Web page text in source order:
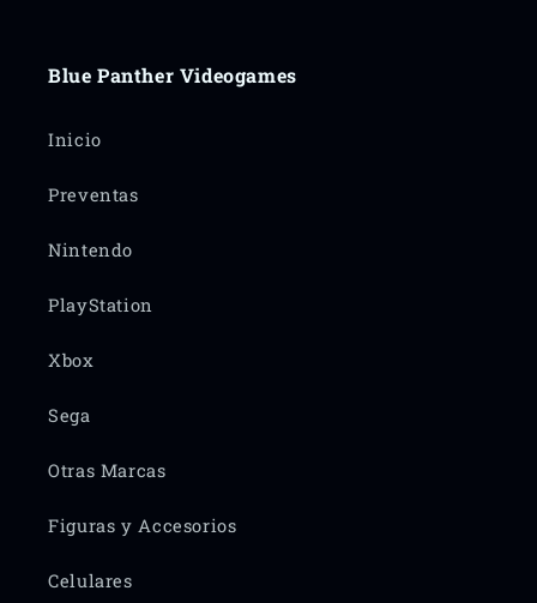
Blue Panther Videogames
Inicio
Preventas
Nintendo
PlayStation
Xbox
Sega
Otras Marcas
Figuras y Accesorios
Celulares